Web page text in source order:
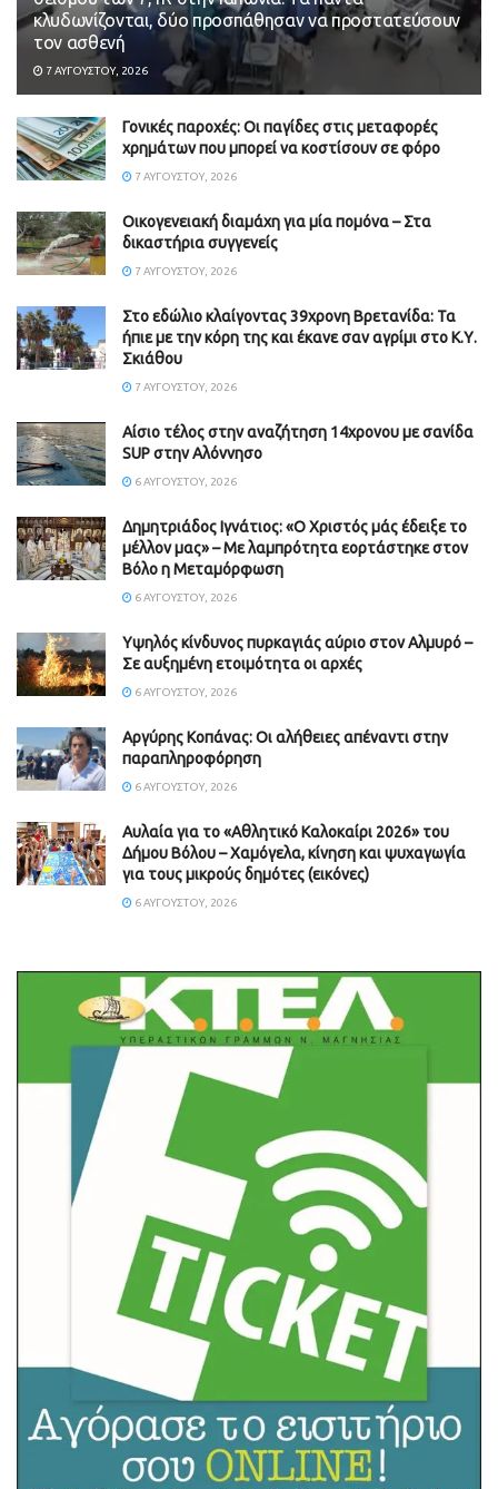
κλυδωνίζονται, δύο προσπάθησαν να προστατεύσουν
τον ασθενή
7 ΑΥΓΟΎΣΤΟΥ, 2026
Γονικές παροχές: Οι παγίδες στις μεταφορές
χρημάτων που μπορεί να κοστίσουν σε φόρο
7 ΑΥΓΟΎΣΤΟΥ, 2026
Οικογενειακή διαμάχη για μία πομόνα – Στα
δικαστήρια συγγενείς
7 ΑΥΓΟΎΣΤΟΥ, 2026
Στο εδώλιο κλαίγοντας 39χρονη Βρετανίδα: Τα
ήπιε με την κόρη της και έκανε σαν αγρίμι στο Κ.Υ.
Σκιάθου
7 ΑΥΓΟΎΣΤΟΥ, 2026
Αίσιο τέλος στην αναζήτηση 14χρονου με σανίδα
SUP στην Αλόννησο
6 ΑΥΓΟΎΣΤΟΥ, 2026
Δημητριάδος Ιγνάτιος: «Ο Χριστός μάς έδειξε το
μέλλον μας» – Με λαμπρότητα εορτάστηκε στον
Βόλο η Μεταμόρφωση
6 ΑΥΓΟΎΣΤΟΥ, 2026
Υψηλός κίνδυνος πυρκαγιάς αύριο στον Αλμυρό –
Σε αυξημένη ετοιμότητα οι αρχές
6 ΑΥΓΟΎΣΤΟΥ, 2026
Aργύρης Κοπάνας: Οι αλήθειες απέναντι στην
παραπληροφόρηση
6 ΑΥΓΟΎΣΤΟΥ, 2026
Αυλαία για το «Αθλητικό Καλοκαίρι 2026» του
Δήμου Βόλου – Χαμόγελα, κίνηση και ψυχαγωγία
για τους μικρούς δημότες (εικόνες)
6 ΑΥΓΟΎΣΤΟΥ, 2026